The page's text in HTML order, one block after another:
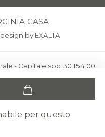
per questo
CASA
design by EXALTA
- Capitale soc. 30.154,00
Montespertoli, loc. Anselmo